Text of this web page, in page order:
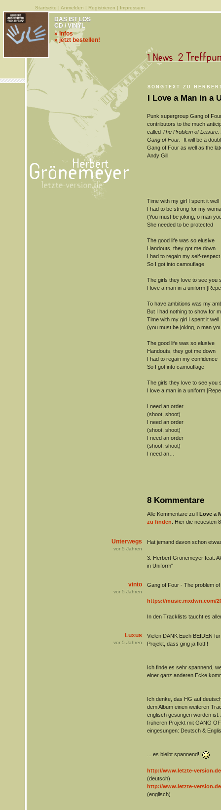
Startseite | Anmelden | Registrieren | Impressum
SONGTEXT ZU
I Love a Man in a
DAS IST LOS
CD / VINYL
» Infos
» jetzt bestellen!
Punk supergroup Gang of
contributors to the much
called The Problem of
Gang of Four.
It will be a
Gang of Four as well as the
Andy Gill.
Time with my girl I spent it well
I had to be strong for my
(You must be joking, o man
She needed to be protected
The good life was so elusive
Handouts, they got me down
I had to regain my self-respect
So I got into camouflage
The girls they love to see you
I love a man in a uniform
To have ambitions was my
But I had nothing to show for
Time with my girl I spent it well
(you must be joking, o man
The good life was so elusive
Handouts, they got me down
I had to regain my confidence
So I got into camouflage
The girls they love to see you
I love a man in a uniform
I need an order
(shoot, shoot)
I need an order
(shoot, shoot)
I need an order
(shoot, shoot)
I need an…
8 Kommentare
Alle Kommentare zu I Love a
zu finden . Hier die neuesten
Unterwegs
vor 5 Jahren
Hat jemand davon schon
3. Herbert Grönemeyer feat.
in Uniform"
vinto
vor 5 Jahren
Gang of Four - The problem
https://music.mxdwn.com/
In den Tracklists taucht es
Luxus
vor 5 Jahren
Vielen DANK Euch BEIDEN
Projekt, dass ging ja flott!!
Ich finde es sehr spannend,
einer ganz anderen Ecke
Ich denke, das HG auf
dem Album einen weiteren
englisch gesungen worden ist.
früheren Projekt mit GANG
eingesungen: Deutsch &
... es bleibt spannend!!
http://www.letzte-
(deutsch)
http://www.letzte-
(englisch)